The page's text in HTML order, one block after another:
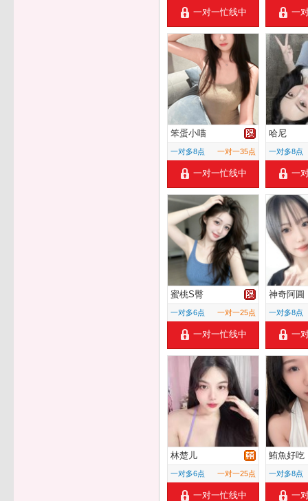
一对一忙线中 一
笨蛋小喵
一对多8点 一对一35点
一对一忙线中
哈尼
一对多8点
一
蜜桃S臀
一对多6点 一对一25点
一对一忙线中
神奇阿圓
一对多8点
一
林楚儿
一对多6点 一对一25点
一对一忙线中
鮪魚好吃
一对多8点
一